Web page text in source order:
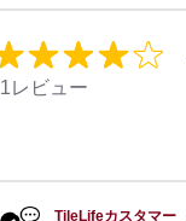
1レビュー
TileLifeカスタマー